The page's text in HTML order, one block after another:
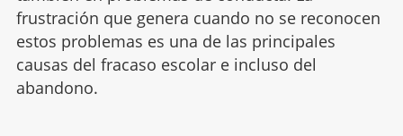
frustración que genera cuando no se reconocen
estos problemas es una de las principales
causas del fracaso escolar e incluso del
abandono.